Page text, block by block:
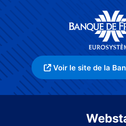
Voir le site de la